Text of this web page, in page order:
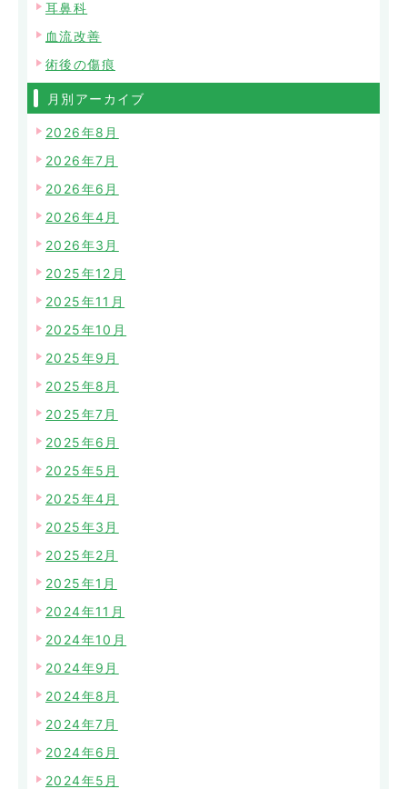
耳鼻科
血流改善
術後の傷痕
月別アーカイブ
2026年8月
2026年7月
2026年6月
2026年4月
2026年3月
2025年12月
2025年11月
2025年10月
2025年9月
2025年8月
2025年7月
2025年6月
2025年5月
2025年4月
2025年3月
2025年2月
2025年1月
2024年11月
2024年10月
2024年9月
2024年8月
2024年7月
2024年6月
2024年5月